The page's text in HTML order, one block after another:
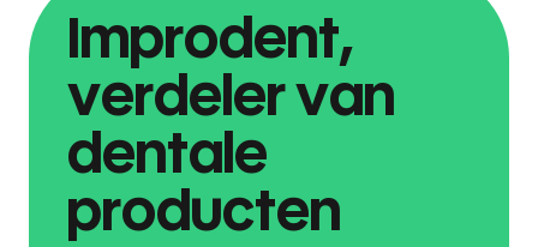
Improdent,
verdeler van
dentale
producten